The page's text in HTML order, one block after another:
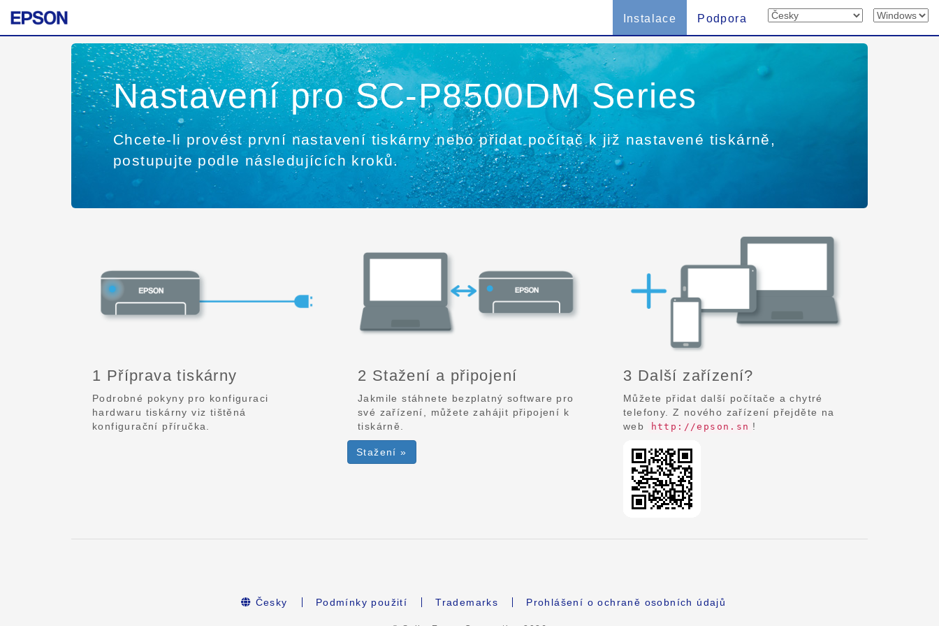
Instalace Podpora
Nastavení pro SC-P8500DM Series
Chcete-li provést první nastavení tiskárny nebo přidat počítač k již nastavené tiskárně,
postupujte podle následujících kroků.
1 Příprava tiskárny
Podrobné pokyny pro konfiguraci
hardwaru tiskárny viz tištěná
konfigurační příručka.
2 Stažení a připojení
Jakmile stáhnete bezplatný software pro
své zařízení, můžete zahájit připojení k
tiskárně.
Stažení »
3 Další zařízení?
Můžete přidat další počítače a chytré
telefony. Z nového zařízení přejděte na
web
http://epson.sn !
Česky Podmínky použití Trademarks Prohlášení o ochraně osobních údajů